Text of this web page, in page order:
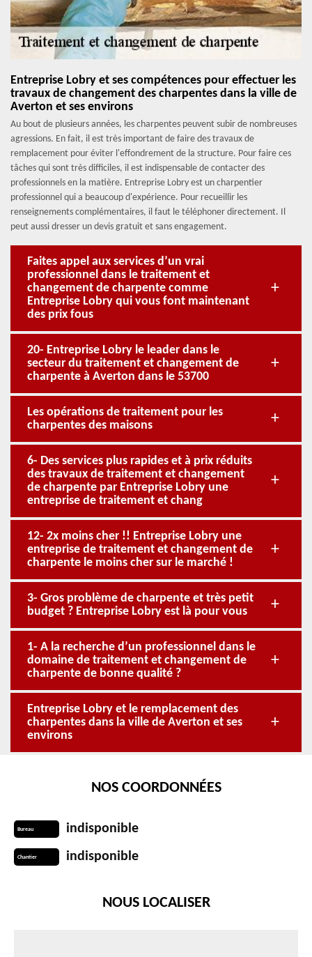
Entreprise Lobry et ses compétences pour effectuer les
travaux de changement des charpentes dans la ville de
Averton et ses environs
Au bout de plusieurs années, les charpentes peuvent subir de nombreuses
agressions. En fait, il est très important de faire des travaux de
remplacement pour éviter l'effondrement de la structure. Pour faire ces
tâches qui sont très difficiles, il est indispensable de contacter des
professionnels en la matière. Entreprise Lobry est un charpentier
professionnel qui a beaucoup d'expérience. Pour recueillir les
renseignements complémentaires, il faut le téléphoner directement. Il
peut aussi dresser un devis gratuit et sans engagement.
Faites appel aux services d’un vrai
professionnel dans le traitement et
changement de charpente comme
Entreprise Lobry qui vous font maintenant
des prix fous
20- Entreprise Lobry le leader dans le
secteur du traitement et changement de
charpente à Averton dans le 53700
Les opérations de traitement pour les
charpentes des maisons
6- Des services plus rapides et à prix réduits
des travaux de traitement et changement
de charpente par Entreprise Lobry une
entreprise de traitement et chang
12- 2x moins cher !! Entreprise Lobry une
entreprise de traitement et changement de
charpente le moins cher sur le marché !
3- Gros problème de charpente et très petit
budget ? Entreprise Lobry est là pour vous
1- A la recherche d’un professionnel dans le
domaine de traitement et changement de
charpente de bonne qualité ?
Entreprise Lobry et le remplacement des
charpentes dans la ville de Averton et ses
environs
NOS COORDONNÉES
Bureau indisponible
Chantier indisponible
NOUS LOCALISER